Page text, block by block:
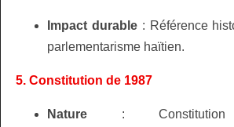
Impact durable: Référence
parlementarisme haïtien.
5. Constitution de 1987
Nature : Constitution